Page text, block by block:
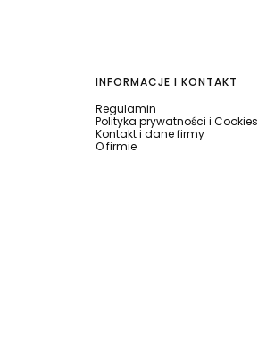
INFORMACJE I KONTAKT
Regulamin
Polityka prywatności i Cookies
Kontakt i dane firmy
O firmie